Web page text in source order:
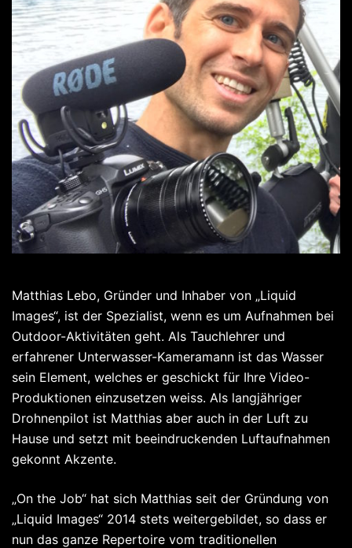
Matthias Lebo, Gründer und Inhaber von „Liquid
Images“, ist der Spezialist, wenn es um Aufnahmen bei
Outdoor-Aktivitäten geht. Als Tauchlehrer und
erfahrener Unterwasser-Kameramann ist das Wasser
sein Element, welches er geschickt für Ihre Video-
Produktionen einzusetzen weiss. Als langjähriger
Drohnenpilot ist Matthias aber auch in der Luft zu
Hause und setzt mit beeindruckenden Luftaufnahmen
gekonnt Akzente.
„On the Job“ hat sich Matthias seit der Gründung von
„Liquid Images“ 2014 stets weitergebildet, so dass er
nun das ganze Repertoire vom traditionellen